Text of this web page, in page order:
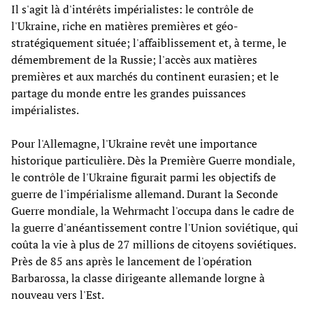
Il s'agit là d'intérêts impérialistes: le contrôle de
l'Ukraine, riche en matières premières et géo-
stratégiquement située; l'affaiblissement et, à terme, le
démembrement de la Russie; l'accès aux matières
premières et aux marchés du continent eurasien; et le
partage du monde entre les grandes puissances
impérialistes.
Pour l'Allemagne, l'Ukraine revêt une importance
historique particulière. Dès la Première Guerre mondiale,
le contrôle de l'Ukraine figurait parmi les objectifs de
guerre de l'impérialisme allemand. Durant la Seconde
Guerre mondiale, la Wehrmacht l'occupa dans le cadre de
la guerre d'anéantissement contre l'Union soviétique, qui
coûta la vie à plus de 27 millions de citoyens soviétiques.
Près de 85 ans après le lancement de l'opération
Barbarossa, la classe dirigeante allemande lorgne à
nouveau vers l'Est.